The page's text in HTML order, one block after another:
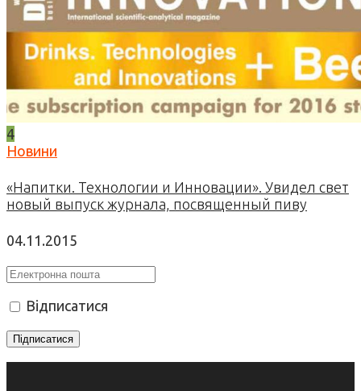
4
Новини
«Напитки. Технологии и Инновации». Увидел свет
новый выпуск журнала, посвященный пиву
04.11.2015
Відписатися